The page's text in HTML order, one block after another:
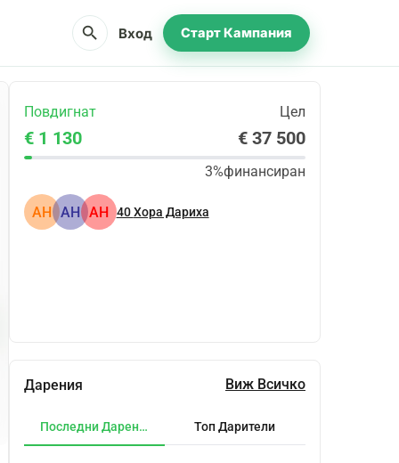
search Вход Старт Кампания
Повдигнат Цел
€ 1 130 € 37 500
3%финансиран
АН АН АН 40Хора Дариха
Дарения Виж Всичко
Последни Дарения Топ Дарители